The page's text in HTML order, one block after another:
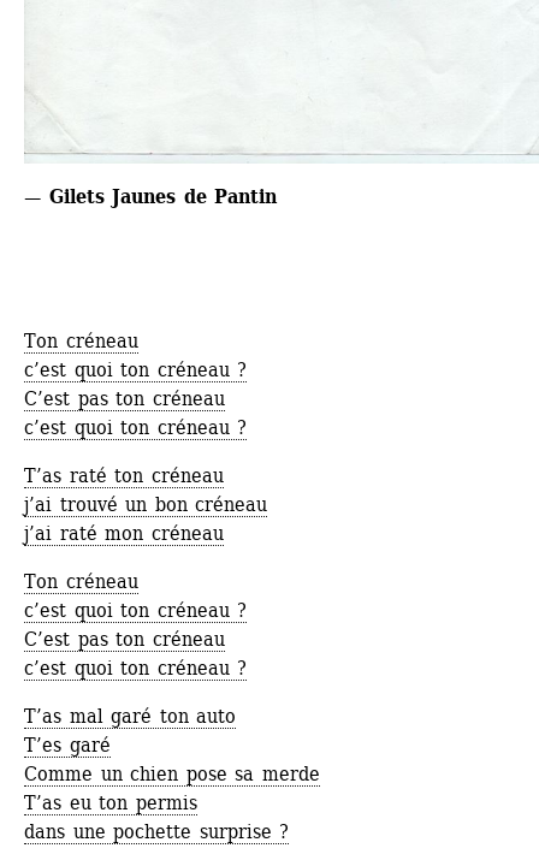
— Gilets Jaunes de Pantin
Ton créneau
c’est quoi ton créneau ?
C’est pas ton créneau
c’est quoi ton créneau ?
T’as raté ton créneau
j’ai trouvé un bon créneau
j’ai raté mon créneau
Ton créneau
c’est quoi ton créneau ?
C’est pas ton créneau
c’est quoi ton créneau ?
T’as mal garé ton auto
T’es garé
Comme un chien pose sa merde
T’as eu ton permis
dans une pochette surprise ?